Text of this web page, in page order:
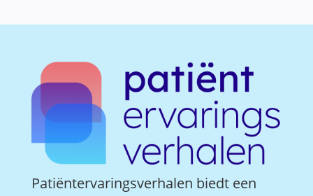
Patiëntervaringsverhalen biedt een